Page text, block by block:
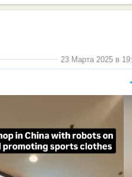
23 Марта 2025 в